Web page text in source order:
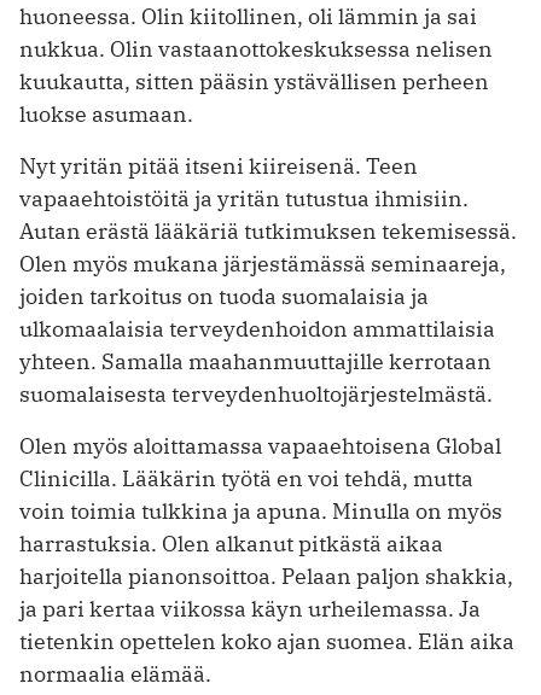
huoneessa. Olin kiitollinen, oli lämmin ja sai
nukkua. Olin vastaanottokeskuksessa nelisen
kuukautta, sitten pääsin ystävällisen perheen
luokse asumaan.
Nyt yritän pitää itseni kiireisenä. Teen
vapaaehtoistöitä ja yritän tutustua ihmisiin.
Autan erästä lääkäriä tutkimuksen tekemisessä.
Olen myös mukana järjestämässä seminaareja,
joiden tarkoitus on tuoda suomalaisia ja
ulkomaalaisia terveydenhoidon ammattilaisia
yhteen. Samalla maahanmuuttajille kerrotaan
suomalaisesta terveydenhuoltojärjestelmästä.
Olen myös aloittamassa vapaaehtoi­sena Global
Clinicilla. Lääkärin työtä en voi tehdä, mutta
voin toimia tulkkina ja apuna. Minulla on myös
harrastuksia. Olen alkanut pitkästä aikaa
harjoitella pianonsoittoa. Pelaan paljon shakkia,
ja pari kertaa viikossa käyn ­urheilemassa. Ja
tietenkin opettelen koko ajan suomea. Elän aika
normaalia elämää.